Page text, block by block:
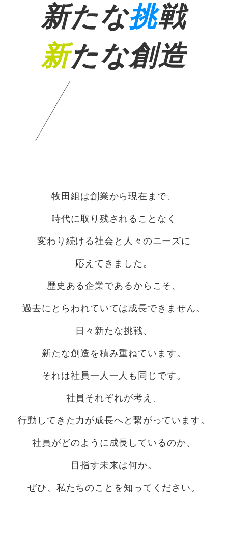
新たな挑戦
新たな創造
牧田組は創業から現在まで、
時代に取り残されることなく
変わり続ける社会と人々のニーズに
応えてきました。
歴史ある企業であるからこそ、
過去にとらわれていては成長できません。
日々新たな挑戦、
新たな創造を積み重ねています。
それは社員一人一人も同じです。
社員それぞれが考え、
行動してきた力が成長へと繋がっています。
社員がどのように成長しているのか、
目指す未来は何か。
ぜひ、私たちのことを知ってください。